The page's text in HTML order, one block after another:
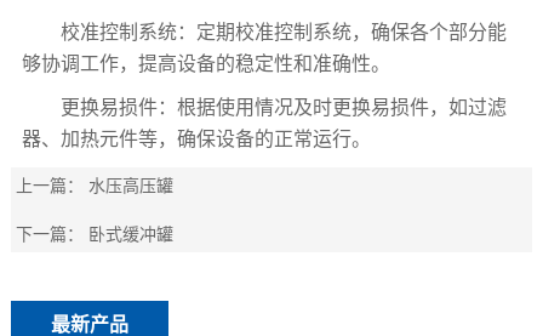
校准控制系统：定期校准控制系统，确保各个部分能
够协调工作，提高设备的稳定性和准确性。
更换易损件：根据使用情况及时更换易损件，如过滤
器、加热元件等，确保设备的正常运行。
上一篇： 水压高压罐
下一篇： 卧式缓冲罐
最新产品